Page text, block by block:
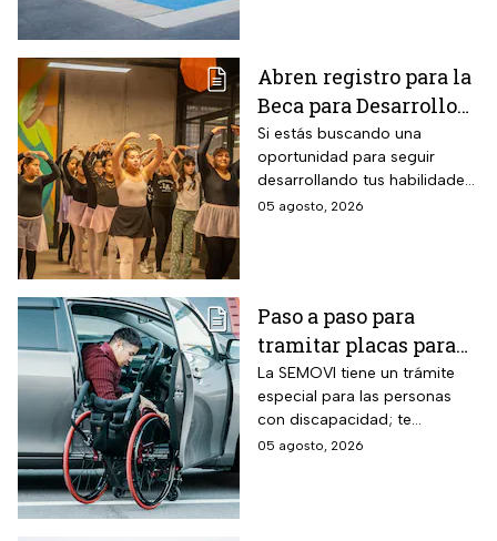
Abren registro para la
Beca para Desarrollo
de Talento PILARES;
requisitos para recibir
hasta 10 mil pesos
Si estás buscando una
oportunidad para seguir
desarrollando tus habilidades
puedes registrarte para la
05 agosto, 2026
Paso a paso para
tramitar placas para
automovilistas con
discapacidad en
CDMX durante 2026
La SEMOVI tiene un trámite
especial para las personas
con discapacidad; te
contamos todo lo que
05 agosto, 2026